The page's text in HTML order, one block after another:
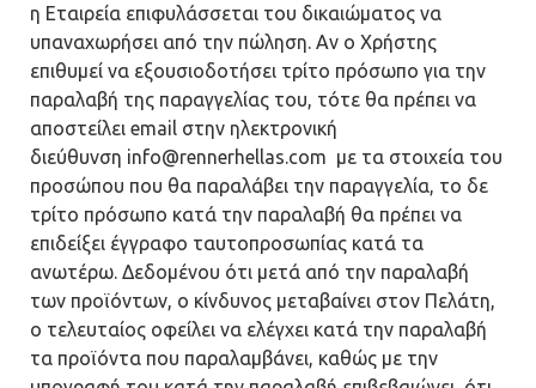
η Εταιρεία επιφυλάσσεται του δικαιώματος να
υπαναχωρήσει από την πώληση. Αν ο Χρήστης
επιθυμεί να εξουσιοδοτήσει τρίτο πρόσωπο για την
παραλαβή της παραγγελίας του, τότε θα πρέπει να
αποστείλει email στην ηλεκτρονική
διεύθυνση info@rennerhellas.com με τα στοιχεία του
προσώπου που θα παραλάβει την παραγγελία, το δε
τρίτο πρόσωπο κατά την παραλαβή θα πρέπει να
επιδείξει έγγραφο ταυτοπροσωπίας κατά τα
ανωτέρω. Δεδομένου ότι μετά από την παραλαβή
των προϊόντων, ο κίνδυνος μεταβαίνει στον Πελάτη,
ο τελευταίος οφείλει να ελέγχει κατά την παραλαβή
τα προϊόντα που παραλαμβάνει, καθώς με την